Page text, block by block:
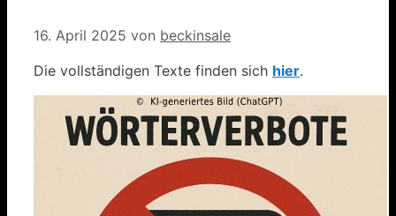
16. April 2025 von beckinsale
Die vollständigen Texte finden sich hier.